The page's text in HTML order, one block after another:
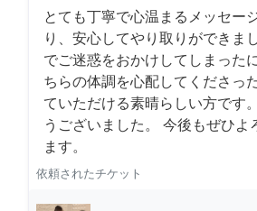
とても丁寧で心温まるメッセー
り、安心してやり取りができま
でご迷惑をおかけしてしまった
ちらの体調を心配してくださっ
ていただける素晴らしい方です
うございました。 今後もぜひよ
ます。
依頼されたチケット